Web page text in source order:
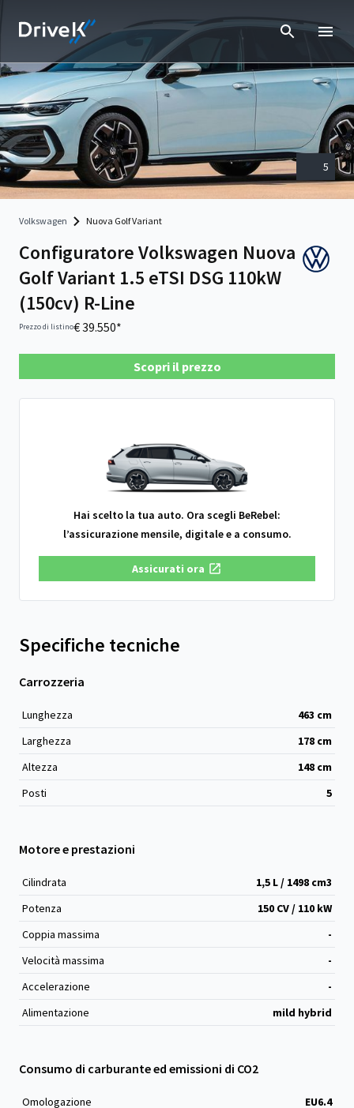
5
Volkswagen Nuova Golf Variant
Configuratore Volkswagen Nuova
Golf Variant 1.5 eTSI DSG 110kW
(150cv) R-Line
Prezzo di listino€ 39.550*
Scopri il prezzo
Hai scelto la tua auto. Ora scegli BeRebel:
l’assicurazione mensile, digitale e a consumo.
Assicurati ora
Specifiche tecniche
Carrozzeria
Lunghezza 463 cm
Larghezza
178 cm
Altezza
148 cm
Posti
5
Motore e prestazioni
Cilindrata 1,5 L / 1498 cm3
Potenza
150 CV / 110 kW
Coppia massima
-
Velocità massima
-
Accelerazione
-
Alimentazione
mild hybrid
Consumo di carburante ed emissioni di CO2
Omologazione
EU6.4